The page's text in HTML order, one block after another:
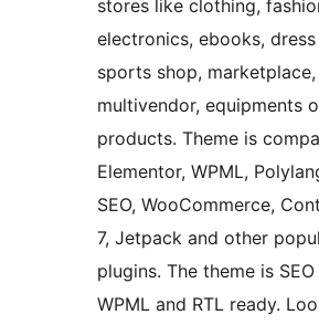
stores like clothing,
electronics, ebooks,
sports shop, marketplace,
multivendor, equipments
products. Theme is
Elementor, WPML,
SEO, WooCommerce,
7, Jetpack and other
plugins. The theme is
WPML and RTL ready.